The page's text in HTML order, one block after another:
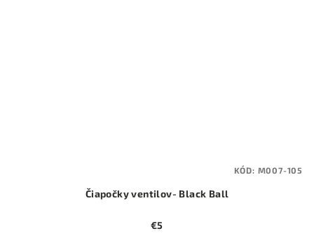
Čiapočky ventilov- Black Ball
€5
KÓD: M007-105